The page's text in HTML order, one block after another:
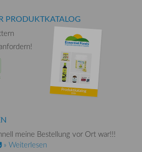
PRODUKTKATALOG
meine Bestellung vor Ort war!!!
» Weiterlesen